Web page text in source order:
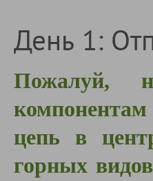
День 1:
Пожалуй,
цепь в
горных